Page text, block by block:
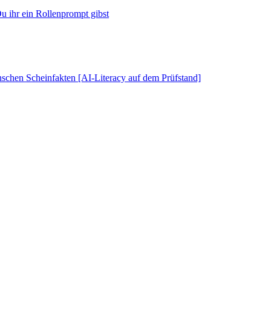
ihr ein Rollenprompt gibst
Scheinfakten [AI-Literacy auf dem Prüfstand]